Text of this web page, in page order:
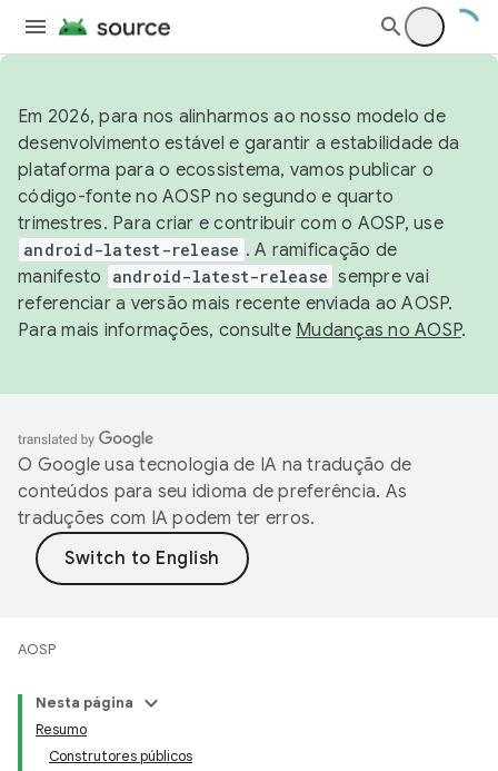
Em 2026, para nos alinharmos ao nosso modelo de
desenvolvimento estável e garantir a estabilidade da
plataforma para o ecossistema, vamos publicar o
código-fonte no AOSP no segundo e quarto
trimestres. Para criar e contribuir com o AOSP, use
android-latest-release . A ramificação de
manifesto
android-latest-release sempre vai
referenciar a versão mais recente enviada ao AOSP.
Para mais informações, consulte Mudanças no AOSP.
O Google usa tecnologia de IA na tradução de
conteúdos para seu idioma de preferência. As
traduções com IA podem ter erros.
AOSP
Nesta página
Resumo
Construtores públicos